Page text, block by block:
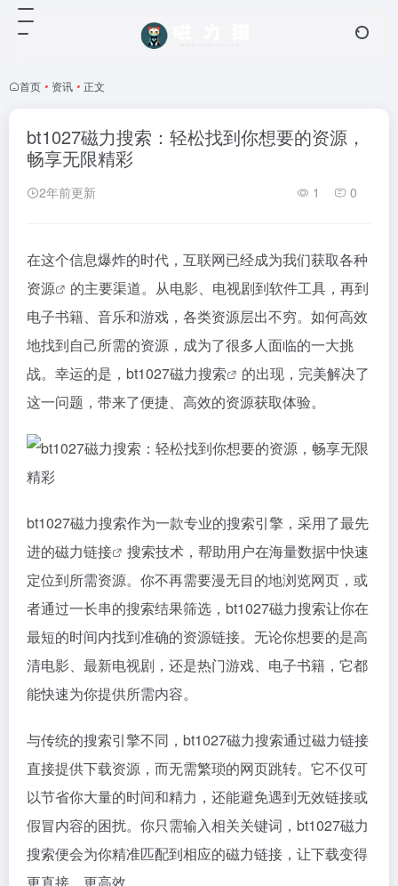
首页 • 资讯 • 正文
bt1027磁力搜索：轻松找到你想要的资源，
畅享无限精彩
2年前更新 1 0
在这个信息爆炸的时代，互联网已经成为我们获取各种
资源
的主要渠道。从电影、电视剧到软件工具，再到
电子书籍、音乐和游戏，各类资源层出不穷。如何高效
地找到自己所需的资源，成为了很多人面临的一大挑
战。幸运的是，bt1027磁力搜索
的出现，完美解决了
这一问题，带来了便捷、高效的资源获取体验。
bt1027磁力搜索作为一款专业的搜索引擎，采用了最先
进的磁力链接
搜索技术，帮助用户在海量数据中快速
定位到所需资源。你不再需要漫无目的地浏览网页，或
者通过一长串的搜索结果筛选，bt1027磁力搜索让你在
最短的时间内找到准确的资源链接。无论你想要的是高
清电影、最新电视剧，还是热门游戏、电子书籍，它都
能快速为你提供所需内容。
与传统的搜索引擎不同，bt1027磁力搜索通过磁力链接
直接提供下载资源，而无需繁琐的网页跳转。它不仅可
以节省你大量的时间和精力，还能避免遇到无效链接或
假冒内容的困扰。你只需输入相关关键词，bt1027磁力
搜索便会为你精准匹配到相应的磁力链接 ，让下载变得